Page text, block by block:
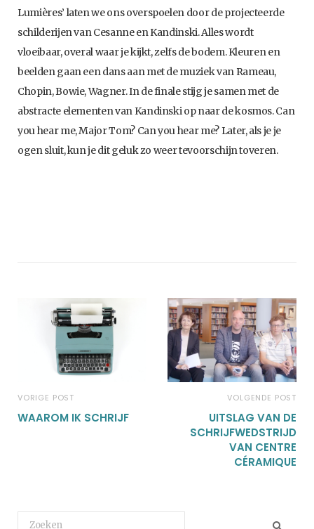
Lumières’ laten we ons overspoelen door de projecteerde
schilderijen van Cesanne en Kandinski. Alles wordt
vloeibaar, overal waar je kijkt, zelfs de bodem. Kleuren en
beelden gaan een dans aan met de muziek van Rameau,
Chopin, Bowie, Wagner. In de finale stijg je samen met de
abstracte elementen van Kandinski op naar de kosmos. Can
you hear me, Major Tom? Can you hear me? Later, als je je
ogen sluit, kun je dit geluk zo weer tevoorschijn toveren.
VORIGE POST
WAAROM IK SCHRIJF
VOLGENDE POST
UITSLAG VAN DE
SCHRIJFWEDSTRIJD
VAN CENTRE
CÉRAMIQUE
Search